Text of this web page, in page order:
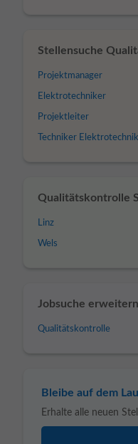
Stellensuche
Projektmanager
Elektrotechniker
Projektleiter
Techniker Elektrotechnik
Qualitätskontrolle
Linz
Wels
Jobsuche
Qualitätskontrolle
Bleibe auf dem
Erhalte alle neuen